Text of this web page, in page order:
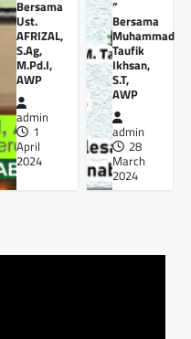
Bersama
Ust.
AFRIZAL,
S.Ag,
M.Pd.I,
AWP
admin
1
April
2024
”
Bersama
Muhammad
Taufik
Ikhsan,
S.T,
AWP
admin
28
March
2024